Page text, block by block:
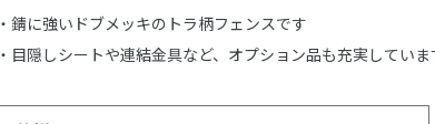
・錆に強いドブメッキのトラ柄フェンスです
・目隠しシートや連結金具など、オプション品も充実していま